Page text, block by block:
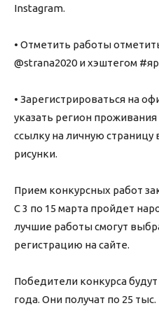
Instagram.
• Отметить работы
@strana2020 и хэштегом
• Зарегистрироваться на
указать регион
ссылку на личную
рисунки.
Прием конкурсных работ
С 3 по 15 марта пройдет
лучшие работы смогут
регистрацию на сайте.
Победители конкурса
года. Они получат по 25 тыс.